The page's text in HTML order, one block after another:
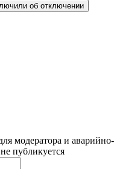
об отключении
модератора и аварийно-
публикуется